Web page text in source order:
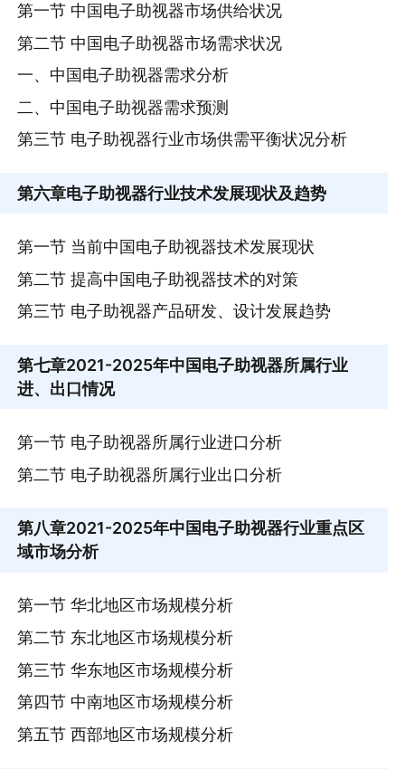
第一节 中国电子助视器市场供给状况
第二节 中国电子助视器市场需求状况
一、中国电子助视器需求分析
二、中国电子助视器需求预测
第三节 电子助视器行业市场供需平衡状况分析
第六章电子助视器行业技术发展现状及趋势
第一节 当前中国电子助视器技术发展现状
第二节 提高中国电子助视器技术的对策
第三节 电子助视器产品研发、设计发展趋势
第七章2021-2025年中国电子助视器所属行业
进、出口情况
第一节 电子助视器所属行业进口分析
第二节 电子助视器所属行业出口分析
第八章2021-2025年中国电子助视器行业重点区
域市场分析
第一节 华北地区市场规模分析
第二节 东北地区市场规模分析
第三节 华东地区市场规模分析
第四节 中南地区市场规模分析
第五节 西部地区市场规模分析